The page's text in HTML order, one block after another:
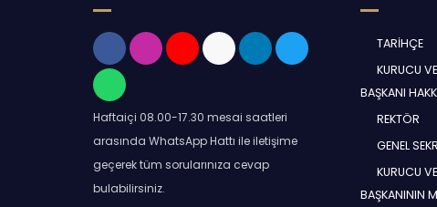
Haftaiçi 08.00-17.30 mesai saatleri
arasında WhatsApp Hattı ile iletişime
geçerek tüm sorularınıza cevap
bulabilirsiniz.
TARİHÇE
KURUCU
BAŞKANI
REKTÖR
GENEL
KURUCU
BAŞKANININ